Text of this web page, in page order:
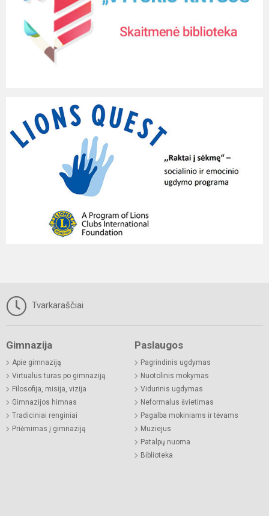
Tvarkaraščiai
Gimnazija
Apie gimnaziją
Virtualus turas po gimnaziją
Filosofija, misija, vizija
Gimnazijos himnas
Tradiciniai renginiai
Priėmimas į gimnaziją
Paslaugos
Pagrindinis ugdymas
Nuotolinis mokymas
Vidurinis ugdymas
Neformalus švietimas
Pagalba mokiniams ir tėvams
Muziejus
Patalpų nuoma
Biblioteka